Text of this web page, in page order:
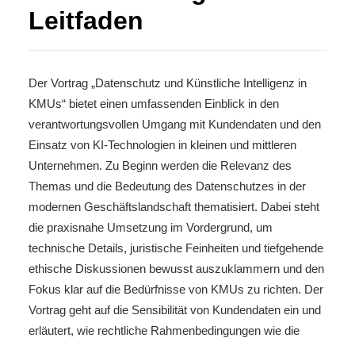
Leitfaden
Der Vortrag „Datenschutz und Künstliche Intelligenz in
KMUs“ bietet einen umfassenden Einblick in den
verantwortungsvollen Umgang mit Kundendaten und den
Einsatz von KI-Technologien in kleinen und mittleren
Unternehmen. Zu Beginn werden die Relevanz des
Themas und die Bedeutung des Datenschutzes in der
modernen Geschäftslandschaft thematisiert. Dabei steht
die praxisnahe Umsetzung im Vordergrund, um
technische Details, juristische Feinheiten und tiefgehende
ethische Diskussionen bewusst auszuklammern und den
Fokus klar auf die Bedürfnisse von KMUs zu richten. Der
Vortrag geht auf die Sensibilität von Kundendaten ein und
erläutert, wie rechtliche Rahmenbedingungen wie die